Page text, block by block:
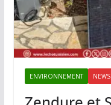
ENVIRONNEMENT NEWS